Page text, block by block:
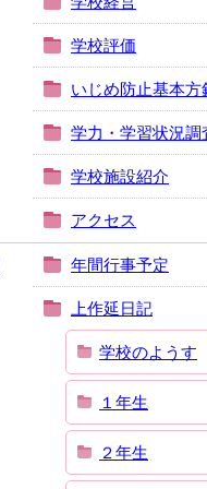
学校評価
いじめ防止基本方
学力・学習状況調
学校施設紹介
アクセス
年間行事予定
上作延日記
学校のようす
１年生
２年生